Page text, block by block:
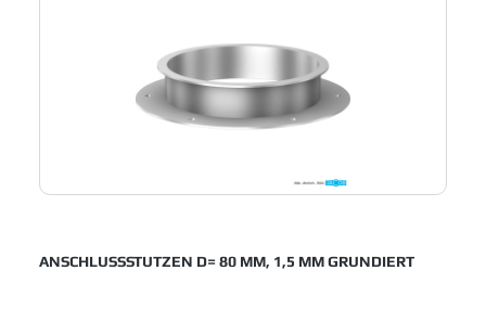
ANSCHLUSSSTUTZEN D= 80 MM, 1,5 MM GRUNDIERT